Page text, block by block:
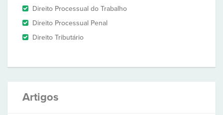
Direito Processual do Trabalho
Direito Processual Penal
Direito Tributário
Artigos